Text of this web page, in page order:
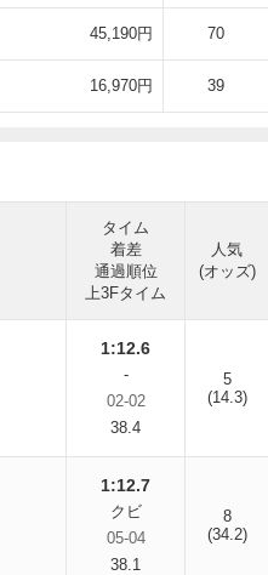
45,190円 70
16,970円 39
タイム
着差
通過順位
上3Fタイム
人気
(オッズ)
1:12.6
-
02-02
38.4
5
(14.3)
1:12.7
クビ
05-04
38.1
8
(34.2)